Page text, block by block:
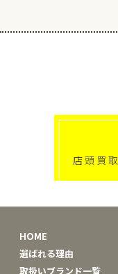
店頭買取
HOME
選ばれる理由
取扱いブランド一覧